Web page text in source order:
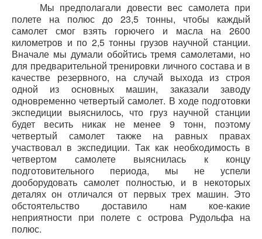
Мы предполагали довести вес самолета при
полете на полюс до 23,5 тонны, чтобы каждый
самолет смог взять горючего и масла на 2600
километров и по 2,5 тонны грузов научной станции.
Вначале мы думали обойтись тремя самолетами, но
для предварительной тренировки личного состава и в
качестве резервного, на случай выхода из строя
одной из основных машин, заказали заводу
одновременно четвертый самолет. В ходе подготовки
экспедиции выяснилось, что груз научной станции
будет весить никак не менее 9 тонн, поэтому
четвертый самолет также на равных правах
участвовал в экспедиции. Так как необходимость в
четвертом самолете выяснилась к концу
подготовительного периода, мы не успели
дооборудовать самолет полностью, и в некоторых
деталях он отличался от первых трех машин. Это
обстоятельство доставило нам кое-какие
неприятности при полете с острова Рудольфа на
полюс.